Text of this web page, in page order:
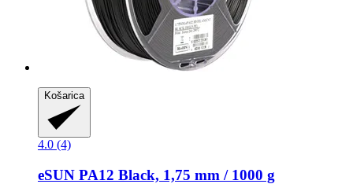
Košarica
4.0 (4)
eSUN PA12 Black, 1,75 mm / 1000 g